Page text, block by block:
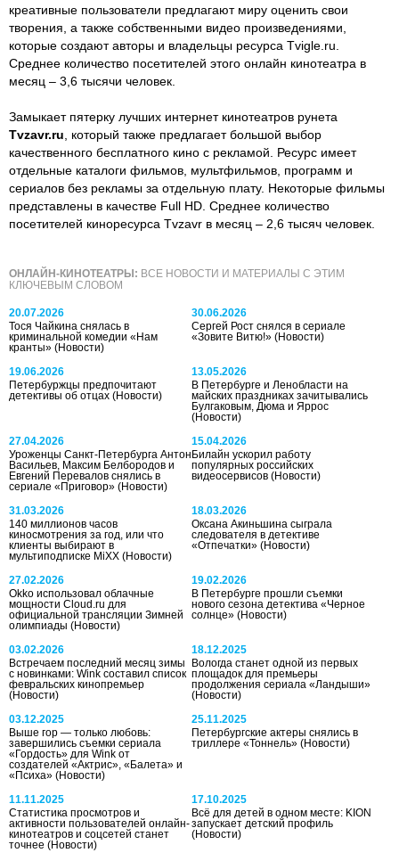
креативные пользователи предлагают миру оценить свои
творения, а также собственными видео произведениями,
которые создают авторы и владельцы ресурса Tvigle.ru.
Среднее количество посетителей этого онлайн кинотеатра в
месяц – 3,6 тысячи человек.
Замыкает пятерку лучших интернет кинотеатров рунета
Tvzavr.ru , который также предлагает большой выбор
качественного бесплатного кино с рекламой. Ресурс имеет
отдельные каталоги фильмов, мультфильмов, программ и
сериалов без рекламы за отдельную плату. Некоторые фильмы
представлены в качестве Full HD. Среднее количество
посетителей киноресурса Tvzavr в месяц – 2,6 тысяч человек.
ОНЛАЙН-КИНОТЕАТРЫ: ВСЕ НОВОСТИ И МАТЕРИАЛЫ С ЭТИМ
КЛЮЧЕВЫМ СЛОВОМ
20.07.2026
Тося Чайкина снялась в
криминальной комедии «Нам
кранты» (Новости)
30.06.2026
Сергей Рост снялся в сериале
«Зовите Витю!»(Новости)
19.06.2026
Петербуржцы предпочитают
детективы об отцах (Новости)
13.05.2026
В Петербурге и Ленобласти на
майских праздниках зачитывались
Булгаковым, Дюма и Яррос
(Новости)
27.04.2026
Уроженцы Санкт-Петербурга Антон
Васильев, Максим Белбородов и
Евгений Перевалов снялись в
сериале «Приговор» (Новости)
15.04.2026
Билайн ускорил работу
популярных российских
видеосервисов(Новости)
31.03.2026
140 миллионов часов
киносмотрения за год, или что
клиенты выбирают в
мультиподписке MiXX (Новости)
18.03.2026
Оксана Акиньшина сыграла
следователя в детективе
«Отпечатки»(Новости)
27.02.2026
Okko использовал облачные
мощности Cloud.ru для
официальной трансляции Зимней
олимпиады (Новости)
19.02.2026
В Петербурге прошли съемки
нового сезона детектива «Черное
солнце»(Новости)
03.02.2026
Встречаем последний месяц зимы
с новинками: Wink составил список
февральских кинопремьер
(Новости)
18.12.2025
Вологда станет одной из первых
площадок для премьеры
продолжения сериала «Ландыши»
(Новости)
03.12.2025
Выше гор — только любовь:
завершились съемки сериала
«Гордость» для Wink от
создателей «Актрис», «Балета» и
«Психа» (Новости)
25.11.2025
Петербургские актеры снялись в
триллере «Тоннель»(Новости)
11.11.2025
Статистика просмотров и
активности пользователей онлайн-
кинотеатров и соцсетей станет
точнее (Новости)
17.10.2025
Всё для детей в одном месте: KION
запускает детский профиль
(Новости)